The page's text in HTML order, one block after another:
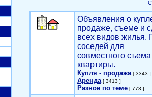
Объявления о
продаже, съеме и
всех видов жилья.
соседей для
совместного съема
квартиры.
Купля - продажа[ 3343 ]
Аренда[ 3413 ]
Разное по теме[ 773 ]